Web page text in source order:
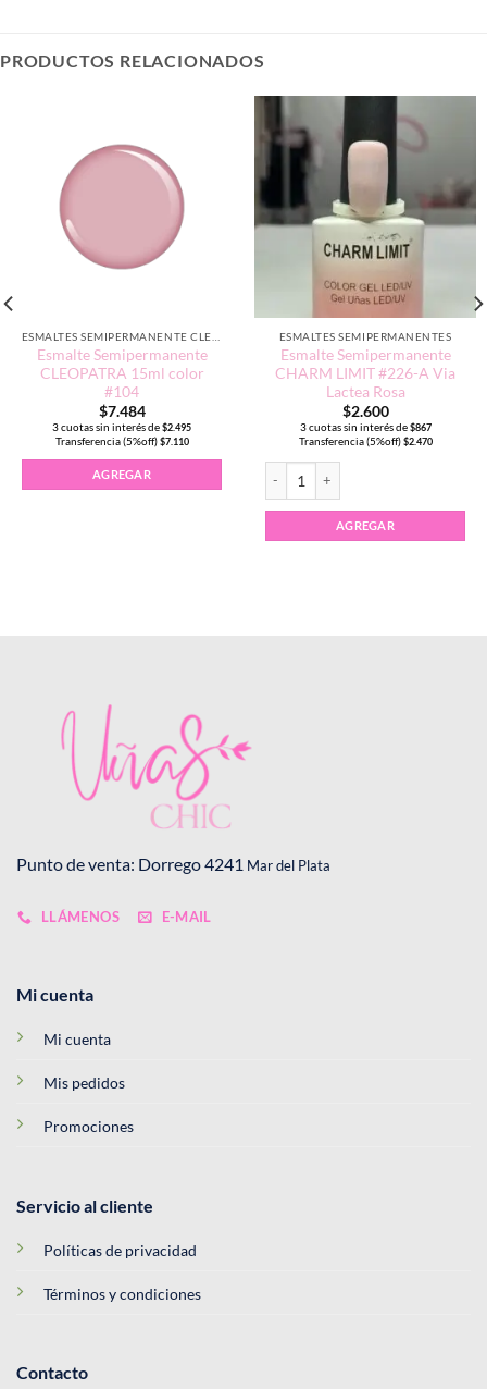
PRODUCTOS RELACIONADOS
Esmalte Semipermanente
CLEOPATRA 15ml color
#104
$7.484
3 cuotas sin interés de $2.495
Transferencia (5%off) $7.110
AGREGAR
ESMALTES SEMIPERMANENTES
Esmalte Semipermanente
CHARM LIMIT #226-A Via
Lactea Rosa
$2.600
3 cuotas sin interés de $867
Transferencia (5%off) $2.470
AGREGAR
Punto de venta: Dorrego 4241 Mar del Plata
LLÁMENOS E-MAIL
Mi cuenta
Mi cuenta
Mis pedidos
Promociones
Servicio al cliente
Políticas de privacidad
Términos y condiciones
Contacto